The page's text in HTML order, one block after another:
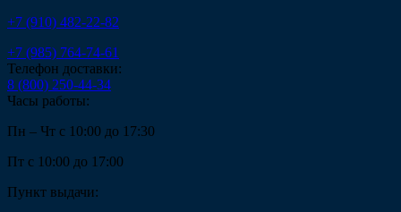
+7 (910) 482-22-82
+7 (985) 764-74-61
Телефон доставки:
8 (800) 250-44-34
Часы работы:
Пн – Чт с 10:00 до 17:30
Пт с 10:00 до 17:00
Пункт выдачи: